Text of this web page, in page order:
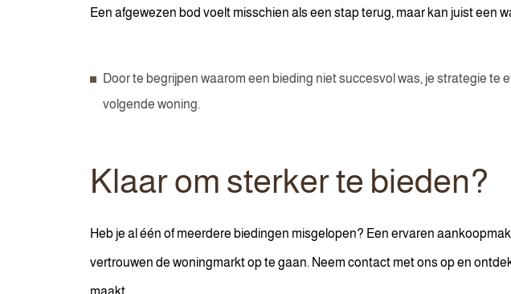
Een afgewezen bod voelt misschien als een stap terug, maar kan juist een
Door te begrijpen waarom een bieding niet succesvol was, je strategie
volgende woning.
Klaar om sterker te bieden?
Heb je al één of meerdere biedingen misgelopen? Een ervaren
vertrouwen de woningmarkt op te gaan. Neem contact met ons op en
maakt.